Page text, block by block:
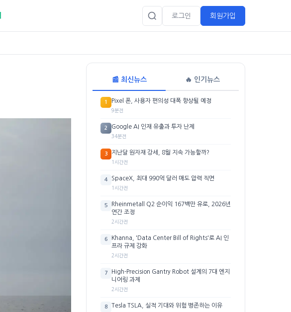
로그인 회원가입
📰 최신뉴스 🔥 인기뉴스
1 Pixel 폰, 사용자 편의성 대폭 향상될 예정
9분전
2 Google AI 인재 유출과 투자 난제
34분전
3 지난달 원자재 강세, 8월 지속 가능할까?
1시간전
4 SpaceX, 최대 990억 달러 매도 압력 직면
1시간전
5
Rheinmetall Q2 순이익 167백만 유로, 2026년
연간 조정
2시간전
6
Khanna, 'Data Center Bill of Rights'로 AI 인
프라 규제 강화
2시간전
7
High-Precision Gantry Robot 설계의 7대 엔지
니어링 과제
2시간전
8 Tesla TSLA, 실적 기대와 위험 병존하는 이유